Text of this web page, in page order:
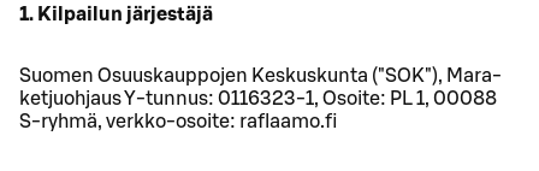
1. Kilpailun järjestäjä
Suomen Osuuskauppojen Keskuskunta ("SOK"), Mara-
ketjuohjaus Y-tunnus: 0116323-1, Osoite: PL 1, 00088
S-ryhmä, verkko-osoite: raflaamo.fi